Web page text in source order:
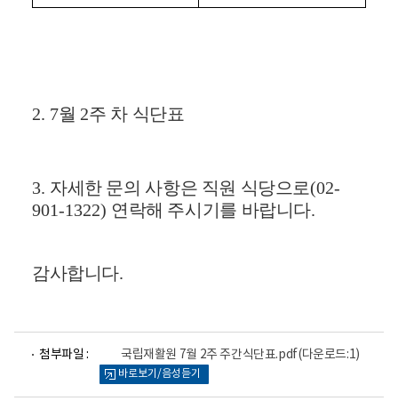
2. 7월 2주 차 식단표
3. 자세한 문의 사항은 직원 식당으로(02-
901-1322) 연락해 주시기를 바랍니다.
감사합니다.
첨부파일 : 국립재활원 7월 2주 주간식단표.pdf(다운로드:1)
어
바로보기/음성듣기